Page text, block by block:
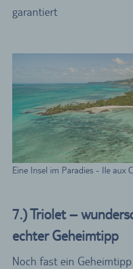
garantiert
Eine Insel im Paradies - Ile aux
7.) Triolet –
echter Geheimtipp
Noch fast ein